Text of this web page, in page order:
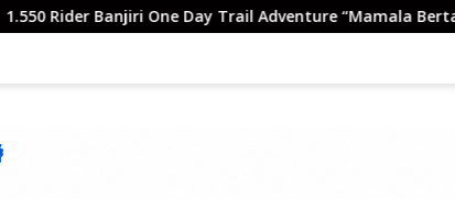
Day Trail Adventure “Mamala Bertabur Bintang”